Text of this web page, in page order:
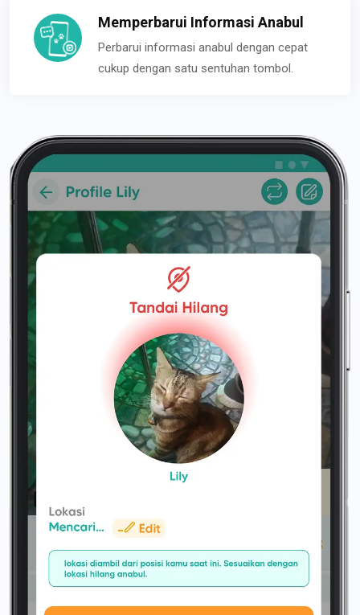
Memperbarui Informasi Anabul
Perbarui informasi anabul dengan cepat
cukup dengan satu sentuhan tombol.